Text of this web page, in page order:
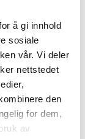
å gi innhold
sosiale
vår. Vi deler
nettstedet
den
for dem,
av
BORDEAUX
49,90